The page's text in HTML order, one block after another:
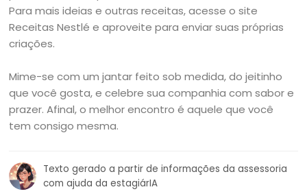
Para mais ideias e outras receitas, acesse o site
Receitas Nestlé e aproveite para enviar suas próprias
criações.
Mime-se com um jantar feito sob medida, do jeitinho
que você gosta, e celebre sua companhia com sabor e
prazer. Afinal, o melhor encontro é aquele que você
tem consigo mesma.
Texto gerado a partir de informações da assessoria
com ajuda da estagiárIA